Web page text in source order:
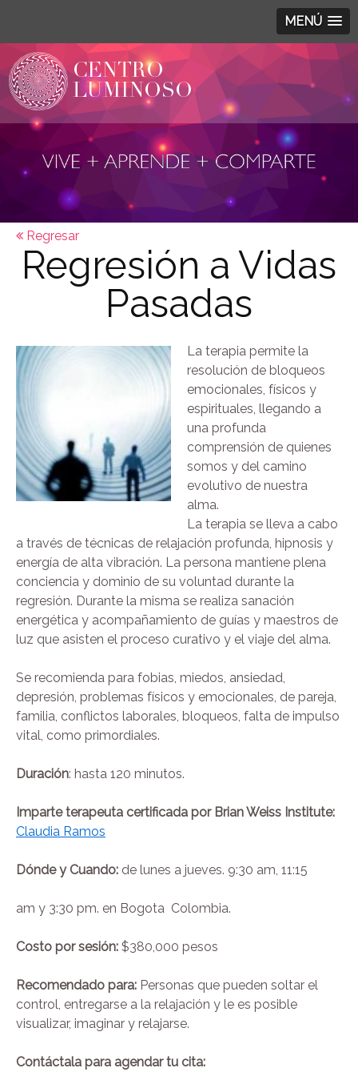
MENÚ
Regresar
Regresión a Vidas
Pasadas
La terapia permite la
resolución de bloqueos
emocionales, físicos y
espirituales, llegando a
una profunda
comprensión de quienes
somos y del camino
evolutivo de nuestra
alma.
La terapia se lleva a cabo
a través de técnicas de relajación profunda, hipnosis y
energía de alta vibración. La persona mantiene plena
conciencia y dominio de su voluntad durante la
regresión. Durante la misma se realiza sanación
energética y acompañamiento de guías y maestros de
luz que asisten el proceso curativo y el viaje del alma.
Se recomienda para fobias, miedos, ansiedad,
depresión, problemas físicos y emocionales, de pareja,
familia, conflictos laborales, bloqueos, falta de impulso
vital, como primordiales.
Duración: hasta 120 minutos.
Imparte terapeuta certificada por Brian Weiss Institute:
Claudia Ramos
Dónde y Cuando: de lunes a jueves. 9:30 am, 11:15
am y 3:30 pm. en Bogota Colombia.
Costo por sesión: $380,000 pesos
Recomendado para: Personas que pueden soltar el
control, entregarse a la relajación y le es posible
visualizar, imaginar y relajarse.
Contáctala para agendar tu cita: